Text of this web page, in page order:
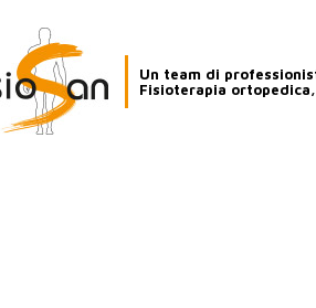
Un team di
Fisioterapia